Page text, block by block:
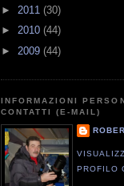
► 2011 (30)
► 2010 (44)
► 2009 (44)
INFORMAZIONI
CONTATTI (E-MAIL)
PROFILO